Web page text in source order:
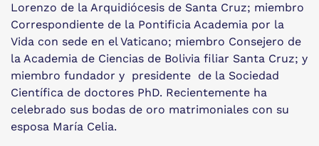
Lorenzo de la Arquidiócesis de Santa Cruz; miembro
Correspondiente de la Pontificia Academia por la
Vida con sede en el Vaticano; miembro Consejero de
la Academia de Ciencias de Bolivia filiar Santa Cruz; y
miembro fundador y presidente de la Sociedad
Científica de doctores PhD. Recientemente ha
celebrado sus bodas de oro matrimoniales con su
esposa María Celia.